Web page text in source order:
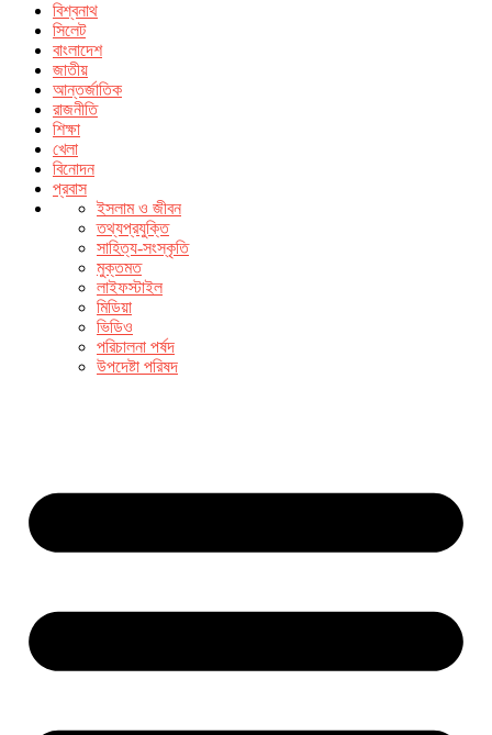
বিশ্বনাথ
সিলেট
বাংলাদেশ
জাতীয়
আন্তর্জাতিক
রাজনীতি
শিক্ষা
খেলা
বিনোদন
প্রবাস
ইসলাম ও জীবন
তথ্যপ্রযুক্তি
সাহিত্য-সংস্কৃতি
মুক্তমত
লাইফস্টাইল
মিডিয়া
ভিডিও
পরিচালনা পর্ষদ
উপদেষ্টা পরিষদ